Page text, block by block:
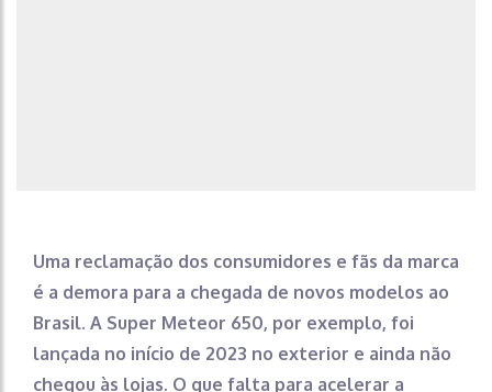
Uma reclamação dos consumidores e fãs da marca
é a demora para a chegada de novos modelos ao
Brasil. A Super Meteor 650, por exemplo, foi
lançada no início de 2023 no exterior e ainda não
chegou às lojas. O que falta para acelerar a